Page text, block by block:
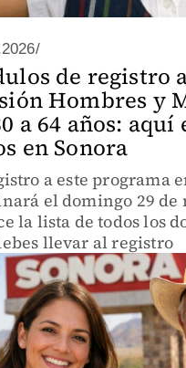
de registro
Hombres y
a 64 años: aquí
en Sonora
a este programa
el domingo 29 de
la lista de todos los
llevar al registro